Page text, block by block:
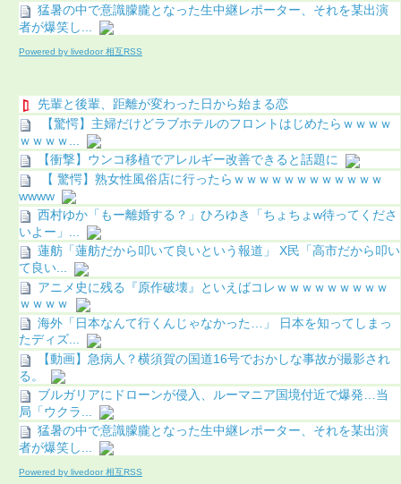
猛暑の中で意識朦朧となった生中継レポーター、それを某出演
者が爆笑し...
Powered by livedoor 相互RSS
先輩と後輩、距離が変わった日から始まる恋
【驚愕】主婦だけどラブホテルのフロントはじめたらｗｗｗｗ
ｗｗｗｗ...
【衝撃】ウンコ移植でアレルギー改善できると話題に
【 驚愕】熟女性風俗店に行ったらｗｗｗｗｗｗｗｗｗｗｗｗ
wwww
西村ゆか「もー離婚する？」ひろゆき「ちょちょw待ってくださ
いよー」...
蓮舫「蓮舫だから叩いて良いという報道」 X民「高市だから叩い
て良い...
アニメ史に残る『原作破壊』といえばコレｗｗｗｗｗｗｗｗｗ
ｗｗｗｗ
海外「日本なんて行くんじゃなかった…」 日本を知ってしまっ
たディズ...
【動画】急病人？横須賀の国道16号でおかしな事故が撮影され
る。
ブルガリアにドローンが侵入、ルーマニア国境付近で爆発…当
局「ウクラ...
猛暑の中で意識朦朧となった生中継レポーター、それを某出演
者が爆笑し...
Powered by livedoor 相互RSS